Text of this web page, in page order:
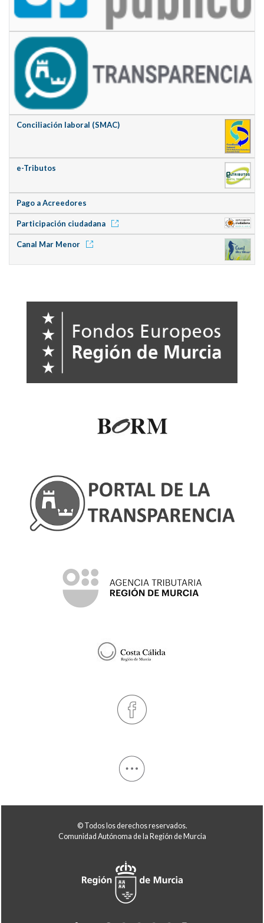
Conciliación laboral (SMAC)
e-Tributos
Pago a Acreedores
Participación ciudadana
Canal Mar Menor
© Todos los derechos reservados.
Comunidad Autónoma de la Región de Murcia